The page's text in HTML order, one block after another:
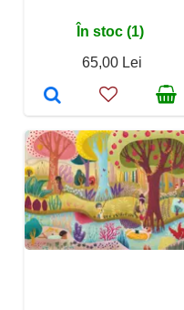
În stoc (1)
65,00 Lei